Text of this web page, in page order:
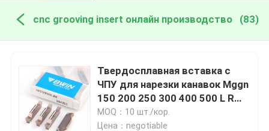
cnc grooving insert онлайн производство (83)
Твердосплавная вставка с
ЧПУ для нарезки канавок Mggn
150 200 250 300 400 500 L R
Jm Надрезный инструмент
MOQ：10 шт./кор.
Цена：negotiable